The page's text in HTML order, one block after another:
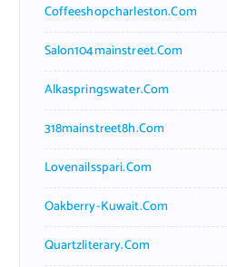
Coffeeshopcharleston.com
Salon104mainstreet.com
Alkaspringswater.com
318mainstreet8h.com
Lovenailsspari.com
Oakberry-Kuwait.com
Quartzliterary.com